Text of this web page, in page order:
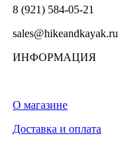
8 (921) 584-05-21
sales@hikeandkayak.ru
ИНФОРМАЦИЯ
О магазине
Доставка и оплата